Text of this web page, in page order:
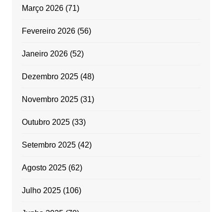
Março 2026(71)
Fevereiro 2026(56)
Janeiro 2026(52)
Dezembro 2025(48)
Novembro 2025(31)
Outubro 2025(33)
Setembro 2025(42)
Agosto 2025(62)
Julho 2025(106)